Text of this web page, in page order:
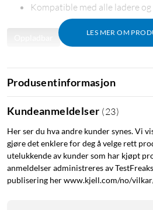
LES MER OM
Kompatible med alle ladere
AAA-batteri
Produsentinformasjon
Kundeanmeldelser (23)
Her ser du hva andre kunder synes. Vi
gjøre det enklere for deg å velge rett
utelukkende av kunder som har kjøpt
anmeldelser administreres av
publisering her www.kjell.com/no/